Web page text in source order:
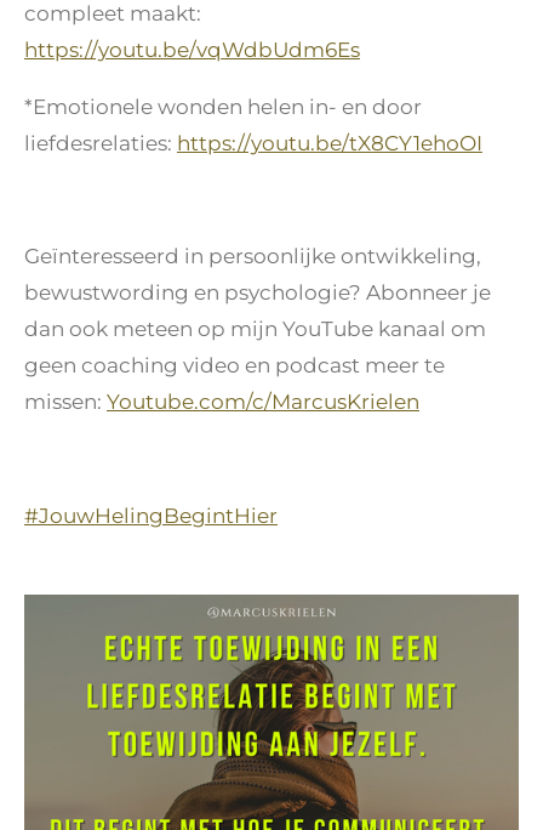
compleet maakt:
https://youtu.be/vqWdbUdm6Es
*Emotionele wonden helen in- en door
liefdesrelaties: https://youtu.be/tX8CY1ehoOI
Geïnteresseerd in persoonlijke ontwikkeling,
bewustwording en psychologie? Abonneer je
dan ook meteen op mijn YouTube kanaal om
geen coaching video en podcast meer te
missen: Youtube.com/c/MarcusKrielen
#JouwHelingBegintHier